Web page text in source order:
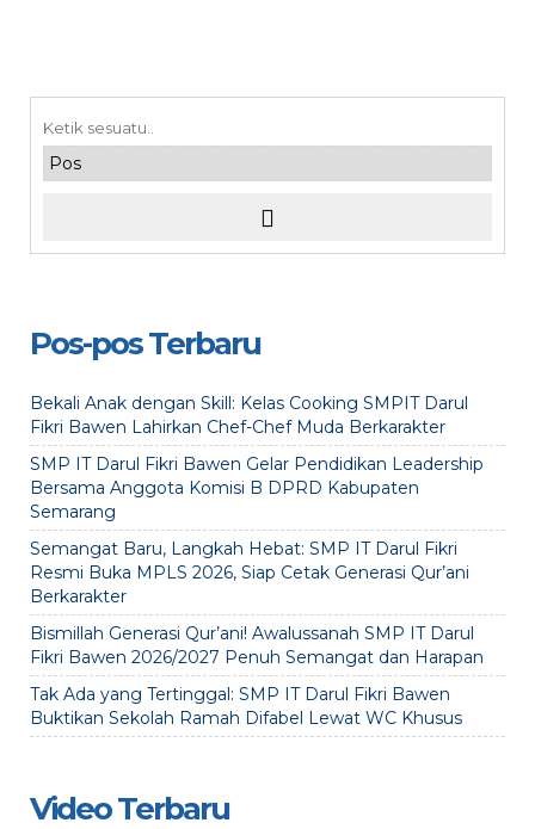
Pos-pos Terbaru
Bekali Anak dengan Skill: Kelas Cooking SMPIT Darul
Fikri Bawen Lahirkan Chef-Chef Muda Berkarakter
SMP IT Darul Fikri Bawen Gelar Pendidikan Leadership
Bersama Anggota Komisi B DPRD Kabupaten
Semarang
Semangat Baru, Langkah Hebat: SMP IT Darul Fikri
Resmi Buka MPLS 2026, Siap Cetak Generasi Qur’ani
Berkarakter
Bismillah Generasi Qur’ani! Awalussanah SMP IT Darul
Fikri Bawen 2026/2027 Penuh Semangat dan Harapan
Tak Ada yang Tertinggal: SMP IT Darul Fikri Bawen
Buktikan Sekolah Ramah Difabel Lewat WC Khusus
Video Terbaru